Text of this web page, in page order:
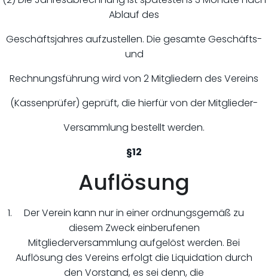
Ablauf des
Geschäftsjahres aufzustellen. Die gesamte Geschäfts-
und
Rechnungsführung wird von 2 Mitgliedern des Vereins
(Kassenprüfer) geprüft, die hierfür von der Mitglieder-
Versammlung bestellt werden.
§12
Auflösung
Der Verein kann nur in einer ordnungsgemäß zu
diesem Zweck einberufenen
Mitgliederversammlung aufgelöst werden. Bei
Auflösung des Vereins erfolgt die Liquidation durch
den Vorstand, es sei denn, die